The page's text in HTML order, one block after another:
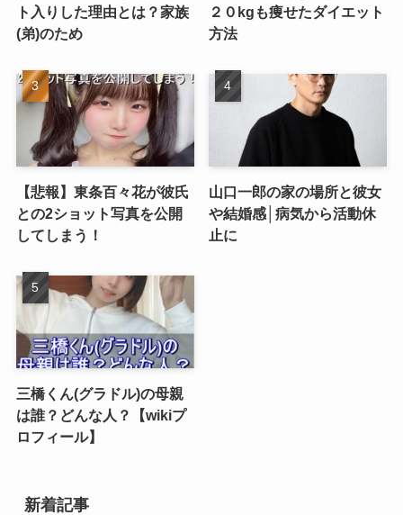
ト入りした理由とは？家族
(弟)のため
２０kgも痩せたダイエット
方法
【悲報】東条百々花が彼氏
との2ショット写真を公開
してしまう！
山口一郎の家の場所と彼女
や結婚感│病気から活動休
止に
三橋くん(グラドル)の母親
は誰？どんな人？【wikiプ
ロフィール】
新着記事